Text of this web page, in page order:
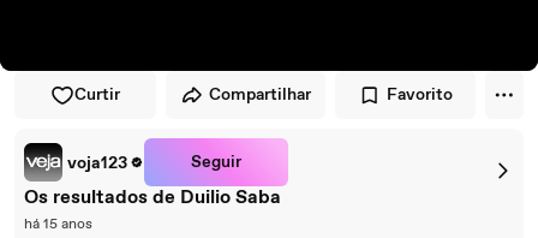
Curtir Compartilhar Favorito
voja123 Seguir
Os resultados de Duilio Saba
há 15 anos